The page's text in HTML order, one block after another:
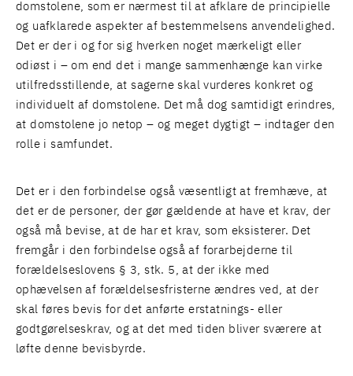
domstolene, som er nærmest til at afklare de principielle
og uafklarede aspekter af bestemmelsens anvendelighed.
Det er der i og for sig hverken noget mærkeligt eller
odiøst i – om end det i mange sammenhænge kan virke
utilfredsstillende, at sagerne skal vurderes konkret og
individuelt af domstolene. Det må dog samtidigt erindres,
at domstolene jo netop – og meget dygtigt – indtager den
rolle i samfundet.
Det er i den forbindelse også væsentligt at fremhæve, at
det er de personer, der gør gældende at have et krav, der
også må bevise, at de har et krav, som eksisterer. Det
fremgår i den forbindelse også af forarbejderne til
forældelseslovens § 3, stk. 5, at der ikke med
ophævelsen af forældelsesfristerne ændres ved, at der
skal føres bevis for det anførte erstatnings- eller
godtgørelseskrav, og at det med tiden bliver sværere at
løfte denne bevisbyrde.